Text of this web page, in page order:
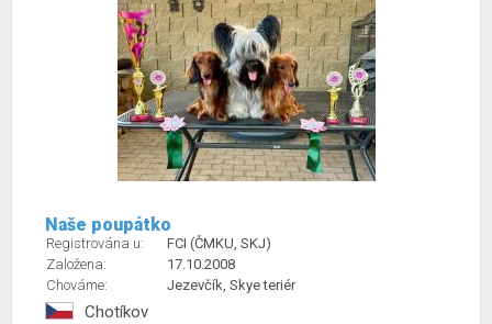
Naše poupátko
Registrována u:
FCI (ČMKU, SKJ)
Založena:
17.10.2008
Chováme:
Jezevčík, Skye teriér
Chotíkov